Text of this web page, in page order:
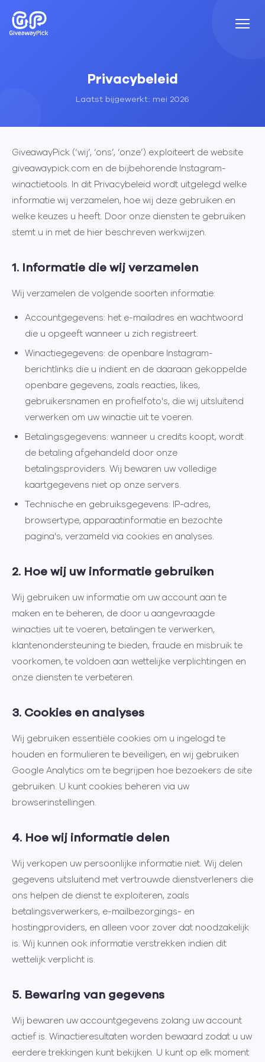
Privacybeleid
Laatst bijgewerkt: mei 2026
GiveawayPick (‘wij’, ‘ons’, ‘onze’) exploiteert de website
giveawaypick.com en de bijbehorende Instagram-
winactietools. In dit Privacybeleid wordt uitgelegd welke
informatie wij verzamelen, hoe wij deze gebruiken en
welke keuzes u heeft. Door onze diensten te gebruiken
stemt u in met de hier beschreven werkwijzen.
1. Informatie die wij verzamelen
Wij verzamelen de volgende soorten informatie:
Accountgegevens: het e-mailadres en wachtwoord
die u opgeeft wanneer u zich registreert.
Winactiegegevens: de openbare Instagram-
berichtlinks die u indient en de daaraan gekoppelde
openbare gegevens, zoals reacties, likes,
gebruikersnamen en profielfoto's, die wij uitsluitend
verwerken om uw winactie uit te voeren.
Betalingsgegevens: wanneer u credits koopt, wordt
de betaling afgehandeld door onze
betalingsproviders. Wij bewaren uw volledige
kaartgegevens niet op onze servers.
Technische en gebruiksgegevens: IP-adres,
browsertype, apparaatinformatie en bezochte
pagina's, verzameld via cookies en analyses.
2. Hoe wij uw informatie gebruiken
Wij gebruiken uw informatie om uw account aan te
maken en te beheren, de door u aangevraagde
winacties uit te voeren, betalingen te verwerken,
klantenondersteuning te bieden, fraude en misbruik te
voorkomen, te voldoen aan wettelijke verplichtingen en
onze diensten te verbeteren.
3. Cookies en analyses
Wij gebruiken essentiële cookies om u ingelogd te
houden en formulieren te beveiligen, en wij gebruiken
Google Analytics om te begrijpen hoe bezoekers de site
gebruiken. U kunt cookies beheren via uw
browserinstellingen.
4. Hoe wij informatie delen
Wij verkopen uw persoonlijke informatie niet. Wij delen
gegevens uitsluitend met vertrouwde dienstverleners die
ons helpen de dienst te exploiteren, zoals
betalingsverwerkers, e-mailbezorgings- en
hostingproviders, en alleen voor zover dat noodzakelijk
is. Wij kunnen ook informatie verstrekken indien dit
wettelijk verplicht is.
5. Bewaring van gegevens
Wij bewaren uw accountgegevens zolang uw account
actief is. Winactieresultaten worden bewaard zodat u uw
eerdere trekkingen kunt bekijken. U kunt op elk moment